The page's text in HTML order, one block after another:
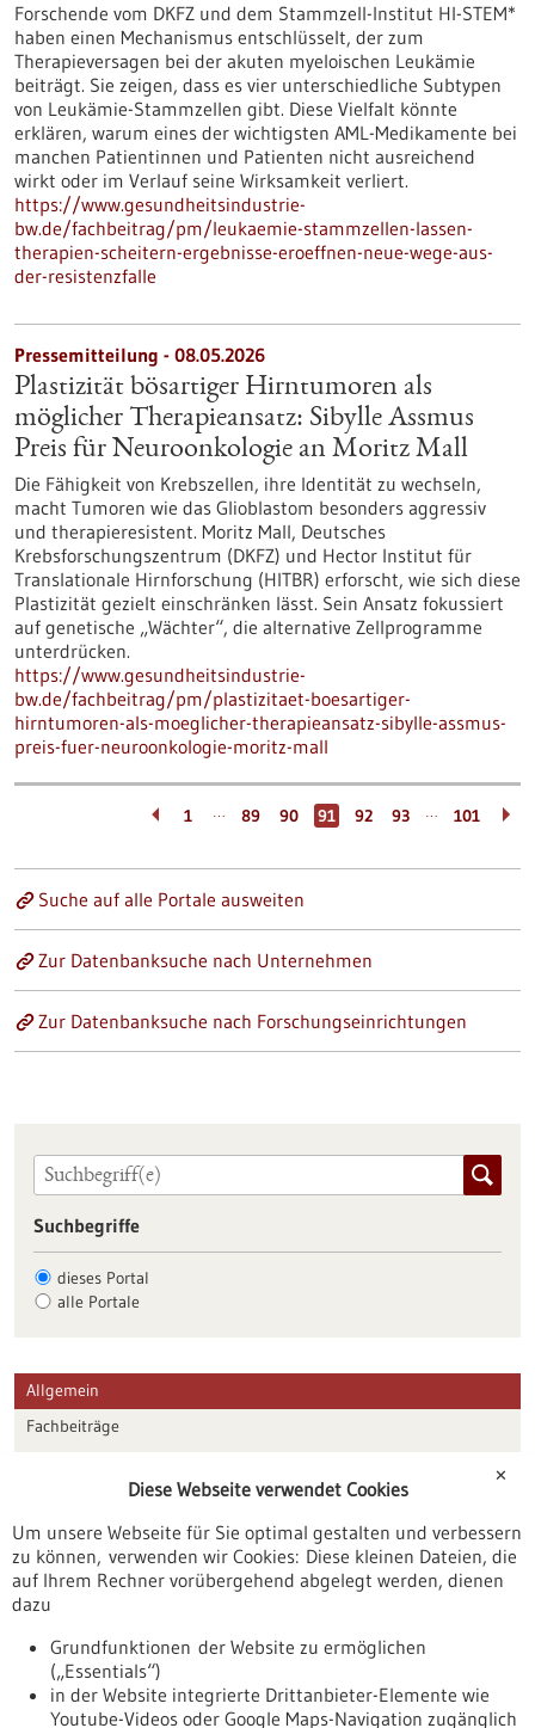
Forschende vom DKFZ und dem Stammzell-Institut HI-STEM*
haben einen Mechanismus entschlüsselt, der zum
Therapieversagen bei der akuten myeloischen Leukämie
beiträgt. Sie zeigen, dass es vier unterschiedliche Subtypen
von Leukämie-Stammzellen gibt. Diese Vielfalt könnte
erklären, warum eines der wichtigsten AML-Medikamente bei
manchen Patientinnen und Patienten nicht ausreichend
wirkt oder im Verlauf seine Wirksamkeit verliert.
https://www.gesundheitsindustrie-
bw.de/fachbeitrag/pm/leukaemie-stammzellen-lassen-
therapien-scheitern-ergebnisse-eroeffnen-neue-wege-aus-
der-resistenzfalle
Pressemitteilung - 08.05.2026
Plastizität bösartiger Hirntumoren als
möglicher Therapieansatz: Sibylle Assmus
Preis für Neuroonkologie an Moritz Mall
Die Fähigkeit von Krebszellen, ihre Identität zu wechseln,
macht Tumoren wie das Glioblastom besonders aggressiv
und therapieresistent. Moritz Mall, Deutsches
Krebsforschungszentrum (DKFZ) und Hector Institut für
Translationale Hirnforschung (HITBR) erforscht, wie sich diese
Plastizität gezielt einschränken lässt. Sein Ansatz fokussiert
auf genetische „Wächter“, die alternative Zellprogramme
unterdrücken.
https://www.gesundheitsindustrie-
bw.de/fachbeitrag/pm/plastizitaet-boesartiger-
hirntumoren-als-moeglicher-therapieansatz-sibylle-assmus-
preis-fuer-neuroonkologie-moritz-mall
1 … 89 90 91 92 93 … 101
Suche auf alle Portale ausweiten
Zur Datenbanksuche nach Unternehmen
Zur Datenbanksuche nach Forschungseinrichtungen
Suchbegriffe
dieses Portal
alle Portale
Allgemein
Fachbeiträge
Veranstaltungen
Erscheinungsdatum
✕
Diese Webseite verwendet Cookies
Um unsere Webseite für Sie optimal gestalten und verbessern
zu können, verwenden wir Cookies: Diese kleinen Dateien, die
auf Ihrem Rechner vorübergehend abgelegt werden, dienen
dazu
Grundfunktionen der Website zu ermöglichen
(„Essentials“)
in der Website integrierte Drittanbieter-Elemente wie
Youtube-Videos oder Google Maps-Navigation zugänglich